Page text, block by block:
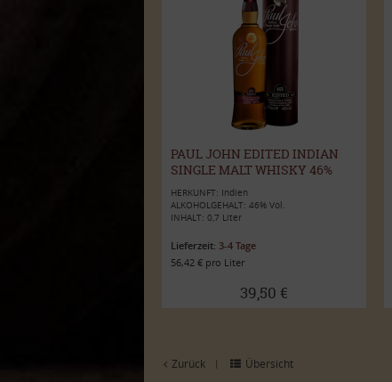
PAUL JOHN EDITED INDIAN
SINGLE MALT WHISKY 46%
VOL. 0,7L
HERKUNFT: Indien
ALKOHOLGEHALT: 46% Vol.
INHALT: 0,7 Liter
Lieferzeit: 3-4 Tage
56,42 € pro Liter
39,50 €
Zurück | Übersicht